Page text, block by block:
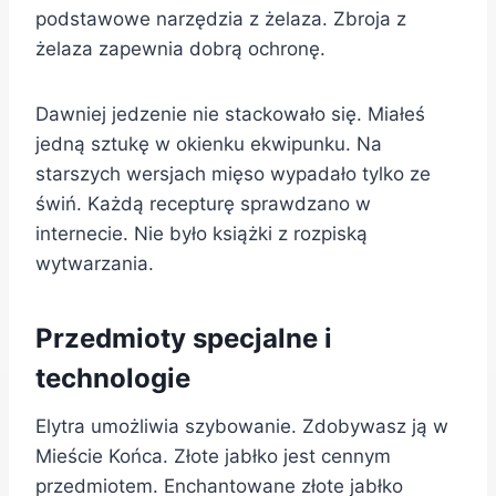
podstawowe narzędzia z żelaza. Zbroja z
żelaza zapewnia dobrą ochronę.
Dawniej jedzenie nie stackowało się. Miałeś
jedną sztukę w okienku ekwipunku. Na
starszych wersjach mięso wypadało tylko ze
świń. Każdą recepturę sprawdzano w
internecie. Nie było książki z rozpiską
wytwarzania.
Przedmioty specjalne i
technologie
Elytra umożliwia szybowanie. Zdobywasz ją w
Mieście Końca. Złote jabłko jest cennym
przedmiotem. Enchantowane złote jabłko